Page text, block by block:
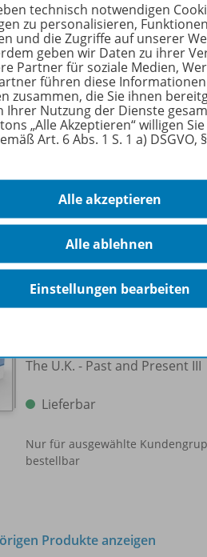
Cartoon Boxen -
Kommunikationsprüfung
Qualifikationsphase
The U.K. - Past and Present II
Nur für ausgewählte
bestellbar
Cartoon Boxen -
The U.K. - Past and Present III
Lieferbar
Nur für ausgewählte
bestellbar
Produkte anzeigen
technisch notwendigen
zu personalisieren,
und die Zugriffe auf unserer
geben wir Daten zu ihrer
Partner für soziale Medien,
führen diese
zusammen, die Sie ihnen
Ihrer Nutzung der Dienste
„Alle Akzeptieren“ willigen
Art. 6 Abs. 1 S. 1 a) DSGVO,
Alle akzeptieren
Alle ablehnen
Einstellungen bearbeiten